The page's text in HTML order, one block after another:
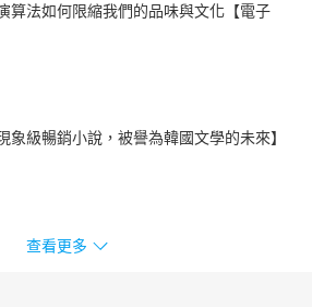
算法如何限縮我們的品味與文化【電子
象級暢銷小說，被譽為韓國文學的未來】
查看更多